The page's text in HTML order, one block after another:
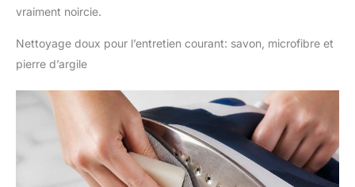
vraiment noircie.
Nettoyage doux pour l’entretien courant: savon, microfibre et
pierre d’argile